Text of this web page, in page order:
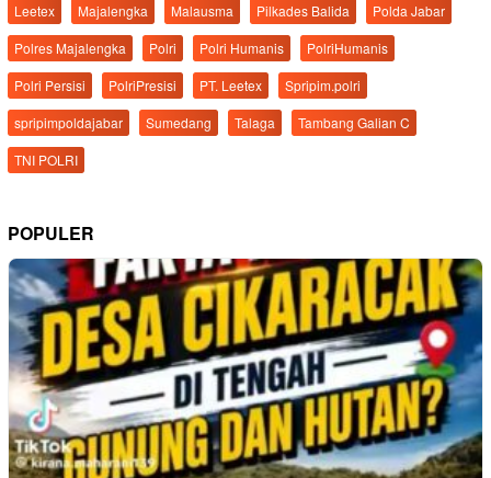
Leetex
Majalengka Malausma Pilkades Balida
Polda Jabar
Polres Majalengka
Polri Polri Humanis
PolriHumanis
Polri Persisi
PolriPresisi PT. Leetex
Spripim.polri
spripimpoldajabar
Sumedang Talaga
Tambang Galian C
TNI POLRI
POPULER